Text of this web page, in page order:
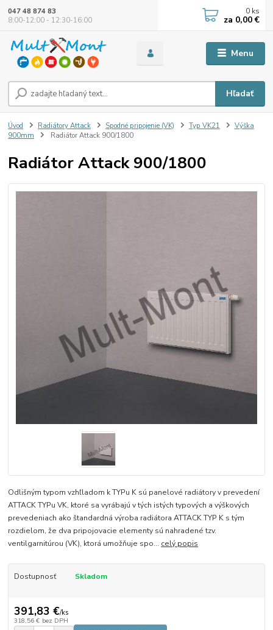
Menu
Hľadať
047 48 874 83
8:00-12:00 - 12:30-16:00
0 ks
za 0,00 €
Úvod Radiátory Attack Spodné pripojenie (VK) Typ VK21
Výška
900mm
Radiátor Attack 900/1800
Radiátor Attack 900/1800
Odlišným typom vzhľladom k TYPu K sú panelové radiátory v prevedení
ATTACK TYPu VK, ktoré sa vyrábajú v tých istých typových a výškových
prevedeniach ako štandardná výroba radiátora ATTACK TYP K s tým
rozdielom, že dva pripojovacie elementy sú nahradené tzv.
ventilgarnitúrou (VK), ktorá umožňuje spo... celý popis
Dostupnosť Skladom
391,83 €/ks
318,56 € bez DPH